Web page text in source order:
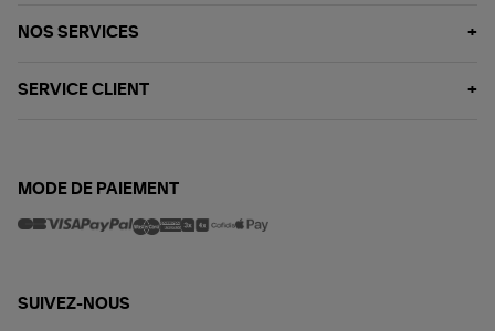
NOS SERVICES
SERVICE CLIENT
MODE DE PAIEMENT
SUIVEZ-NOUS